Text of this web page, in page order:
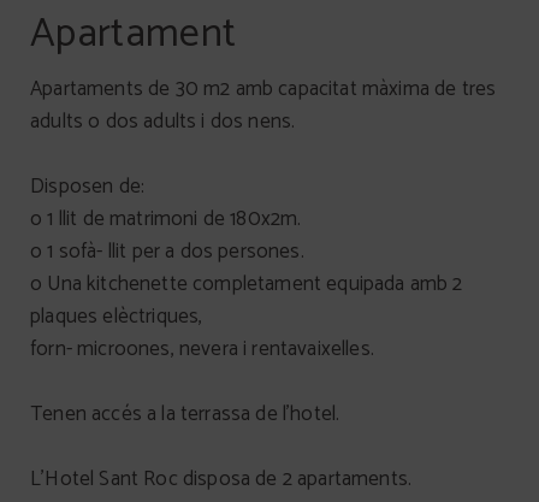
Apartament
Apartaments de 30 m2 amb capacitat màxima de tres
adults o dos adults i dos nens.
Disposen de:
o 1 llit de matrimoni de 180x2m.
o 1 sofà- llit per a dos persones.
o Una kitchenette completament equipada amb 2
plaques elèctriques,
forn- microones, nevera i rentavaixelles.
Tenen accés a la terrassa de l’hotel.
L’Hotel Sant Roc disposa de 2 apartaments.